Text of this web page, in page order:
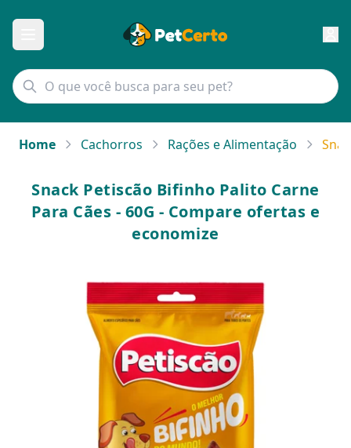
Home Cachorros Rações e Alimentação
Snack Petiscão Bifinho Palito Carne
Para Cães - 60G - Compare ofertas e
economize